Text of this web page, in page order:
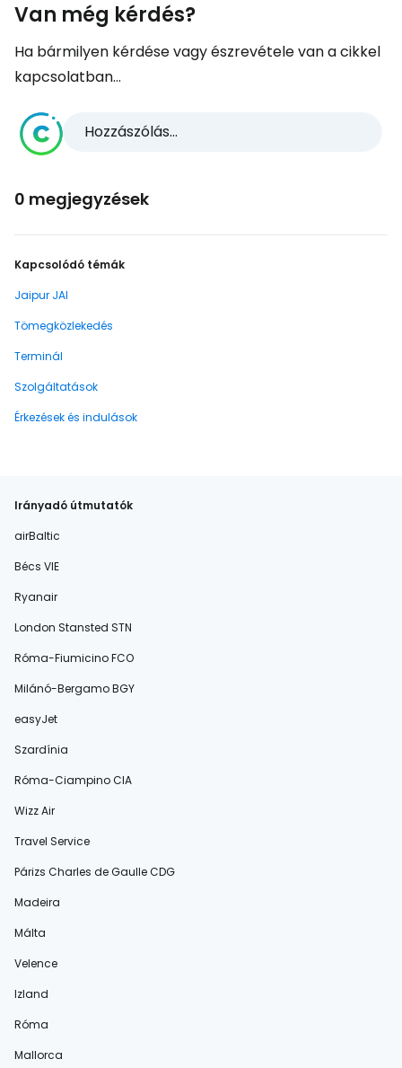
Van még kérdés?
Ha bármilyen kérdése vagy észrevétele van a cikkel
kapcsolatban...
Hozzászólás...
0 megjegyzések
Kapcsolódó témák
Jaipur JAI
Tömegközlekedés
Terminál
Szolgáltatások
Érkezések és indulások
Irányadó útmutatók
airBaltic
Bécs VIE
Ryanair
London Stansted STN
Róma-Fiumicino FCO
Milánó-Bergamo BGY
easyJet
Szardínia
Róma-Ciampino CIA
Wizz Air
Travel Service
Párizs Charles de Gaulle CDG
Madeira
Málta
Velence
Izland
Róma
Mallorca